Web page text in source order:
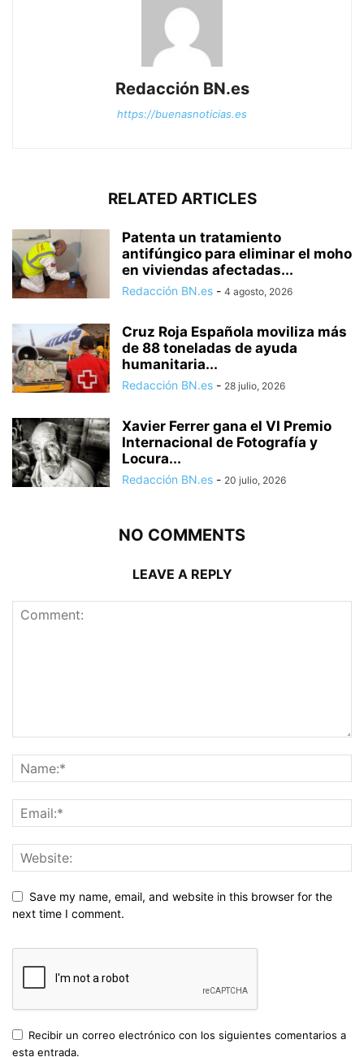
Redacción BN.es
https://buenasnoticias.es
RELATED ARTICLES
Patenta un tratamiento
antifúngico para eliminar el moho
en viviendas afectadas...
Redacción BN.es - 4 agosto, 2026
Cruz Roja Española moviliza más
de 88 toneladas de ayuda
humanitaria...
Redacción BN.es - 28 julio, 2026
Xavier Ferrer gana el VI Premio
Internacional de Fotografía y
Locura...
Redacción BN.es - 20 julio, 2026
NO COMMENTS
LEAVE A REPLY
Save my name, email, and website in this browser for the
next time I comment.
Recibir un correo electrónico con los siguientes comentarios a
esta entrada.